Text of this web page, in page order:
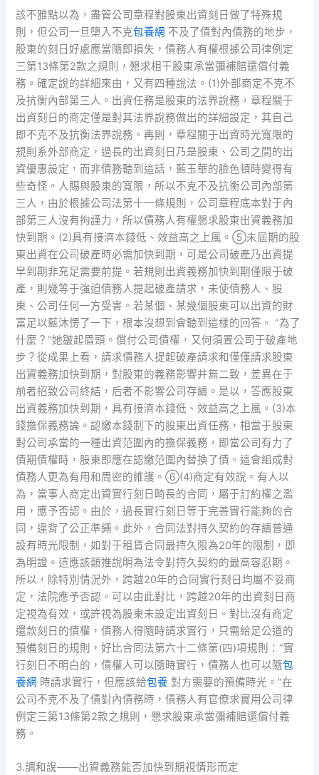
該不雅點以為，盡管公司章程對股東出資刻日做了特殊規
則，但公司一旦墮入不克包養網 不及了債對內債務的地步，
股東的刻日好處應當隨即損失，債務人有權根據公司律例定
三第13條第2款之規則，懇求相干股東承當彌補賠還償付義
務。確定說的詳細來由，又有四種說法。(1)外部商定不克不
及抗衡內部第三人。出資任務是股東的法界說務，章程關于
出資刻日的商定僅是對其法界說務做出的詳細設定，其自己
即不克不及抗衡法界說務。再則，章程關于出資時光寬限的
規則系外部商定，過長的出資刻日乃是股東、公司之間的出
資優惠設定，而非債務聽到這話，藍玉華的臉色頓時變得有
些奇怪。人賜與股東的寬限，所以不克不及抗衡公司內部第
三人，由於根據公司法第十一條規則，公司章程底本對于內
部第三人沒有拘謹力，所以債務人有權懇求股東出資義務加
快到期。(2)具有接濟本錢低、效益高之上風。⑤未屆期的股
東出資在公司破產時必需加快到期，可是公司破產乃出資提
早到期非充足需要前提。若規則出資義務加快到期僅限于破
產，則幾等于強迫債務人提起破產請求，未使債務人、股
東、公司任何一方受害。若某個、某幾個股東可以出資的財
富足以藍沐愣了一下，根本沒想到會聽到這樣的回答。 “為了
什麼？”她皺起眉頭。償付公司債權，又何須置公司于破產地
步？從成果上看，請求債務人提起破產請求和僅僅請求股東
出資義務加快到期，對股東的義務影響并無二致，差異在于
前者招致公司終結，后者不影響公司存續。是以，答應股東
出資義務加快到期，具有接濟本錢低、效益高之上風。(3)本
錢擔保義務論。認繳本錢制下的股東出資任務，相當于股東
對公司承當的一種出資范圍內的擔保義務，即當公司有力了
債期債權時，股東即應在認繳范圍內替換了債。這會組成對
債務人更為有用和周密的維護。⑥(4)商定有效說。有人以
為，當事人商定出資實行刻日畸長的合同，屬于訂約權之濫
用，應予否認。由於，過長實行刻日等于完善實行能夠的合
同，違背了公正準繩。此外，合同法對持久契約的存續普通
設有時光限制，如對于租賃合同最持久限為20年的限制，即
為明證。這應該類推說明為法令對持久契約的最高容忍期。
所以，除特別情況外，跨越20年的合同實行刻日均屬不妥商
定，法院應予否認。可以由此對比，跨越20年的出資刻日商
定視為有效，或許視為股東未設定出資刻日。對比沒有商定
還款刻日的債權，債務人得隨時請求實行，只需給足公道的
預備刻日的規則，好比合同法第六十二條第(四)項規則：“實
行刻日不明白的，債權人可以隨時實行，債務人也可以隨包
養網 時請求實行，但應該給包養 對方需要的預備時光。”在
公司不克不及了債對內債務時，債務人有官僚求實用公司律
例定三第13條第2款之規則，懇求股東承當彌補賠還償付義
務。
3.調和說——出資義務能否加快到期視情形而定